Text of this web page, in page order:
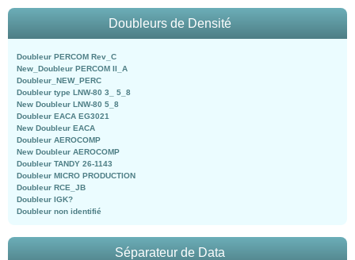
Doubleurs de Densité
Doubleur PERCOM Rev_C
New_Doubleur PERCOM II_A
Doubleur_NEW_PERC
Doubleur type LNW-80 3_ 5_8
New Doubleur LNW-80 5_8
Doubleur EACA EG3021
New Doubleur EACA
Doubleur AEROCOMP
New Doubleur AEROCOMP
Doubleur TANDY 26-1143
Doubleur MICRO PRODUCTION
Doubleur RCE_JB
Doubleur IGK?
Doubleur non identifié
Séparateur de Data